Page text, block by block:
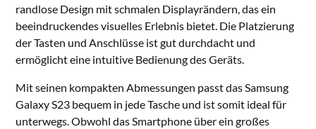
randlose Design mit schmalen Displayrändern, das ein
beeindruckendes visuelles Erlebnis bietet. Die Platzierung
der Tasten und Anschlüsse ist gut durchdacht und
ermöglicht eine intuitive Bedienung des Geräts.
Mit seinen kompakten Abmessungen passt das Samsung
Galaxy S23 bequem in jede Tasche und ist somit ideal für
unterwegs. Obwohl das Smartphone über ein großes